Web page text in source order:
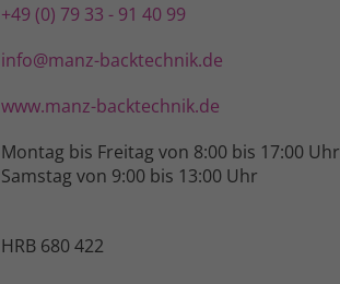
+49 (0) 79 33 - 91 40 99
info@manz-backtechnik.de
www.manz-backtechnik.de
Montag bis Freitag von 8:00 bis 17:00 Uhr
Samstag von 9:00 bis 13:00 Uhr
HRB 680 422